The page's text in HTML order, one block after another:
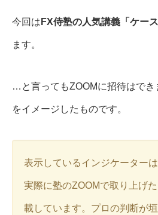
今回は FX侍塾の人気講義「ケース
ます。
…と言ってもZOOMに招待はでき
をイメージしたものです。
表示しているインジケーター
実際に塾のZOOMで取り上げ
載しています。プロの判断が